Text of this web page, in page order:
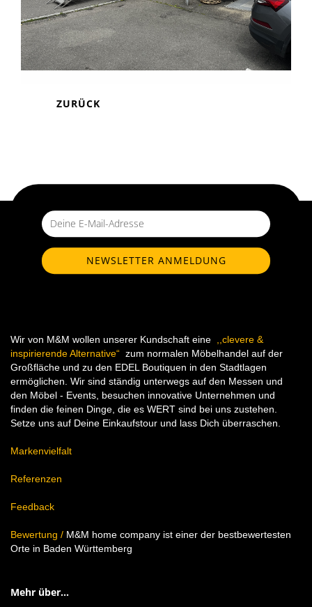
ZURÜCK
Wir von M&M wollen unserer Kundschaft eine
,,clevere &
inspirierende Alternative“ zum normalen Möbelhandel auf der
Großfläche und zu den EDEL Boutiquen in den Stadtlagen
ermöglichen. Wir sind ständig unterwegs auf den Messen und
den Möbel - Events, besuchen innovative Unternehmen und
finden die feinen Dinge, die es WERT sind bei uns zustehen.
Setze uns auf Deine Einkaufstour und lass Dich überraschen.
Markenvielfalt
Referenzen
Feedback
Bewertung / M&M home company ist einer der bestbewertesten
Orte in Baden Württemberg
Mehr über...